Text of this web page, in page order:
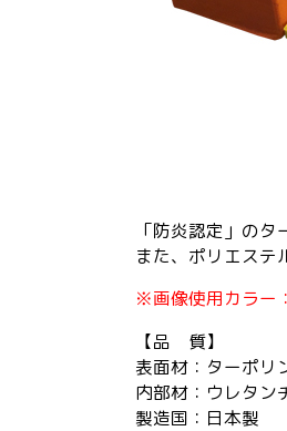
「防炎認定」の
また、ポリエステ
※画像使用カラ
【品 質】
表面材：ターポリ
内部材：ウレタン
製造国：日本製